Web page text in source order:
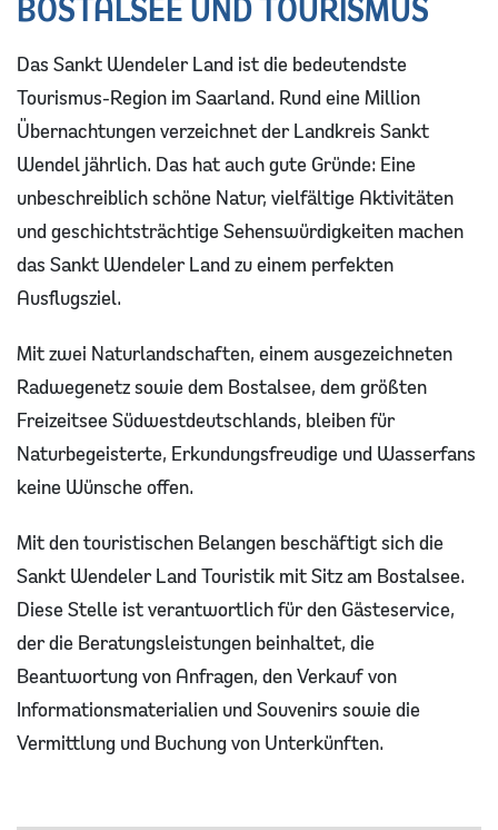
BOSTALSEE UND TOURISMUS
Das Sankt Wendeler Land ist die bedeutendste
Tourismus-Region im Saarland. Rund eine Million
Übernachtungen verzeichnet der Landkreis Sankt
Wendel jährlich. Das hat auch gute Gründe: Eine
unbeschreiblich schöne Natur, vielfältige Aktivitäten
und geschichtsträchtige Sehenswürdigkeiten machen
das Sankt Wendeler Land zu einem perfekten
Ausflugsziel.
Mit zwei Naturlandschaften, einem ausgezeichneten
Radwegenetz sowie dem Bostalsee, dem größten
Freizeitsee Südwestdeutschlands, bleiben für
Naturbegeisterte, Erkundungsfreudige und Wasserfans
keine Wünsche offen.
Mit den touristischen Belangen beschäftigt sich die
Sankt Wendeler Land Touristik mit Sitz am Bostalsee.
Diese Stelle ist verantwortlich für den Gästeservice,
der die Beratungsleistungen beinhaltet, die
Beantwortung von Anfragen, den Verkauf von
Informationsmaterialien und Souvenirs sowie die
Vermittlung und Buchung von Unterkünften.
ÖPNV und Ostertalbahn
Zulassungsstelle
Ordnung
Leitbild
Bauen
Soziale Leistungen
Infos für Flüchtlinge und Zugewanderte
Familienportal